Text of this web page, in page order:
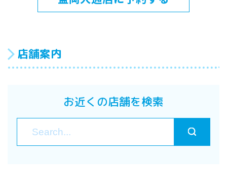
店舗案内
お近くの店舗を検索